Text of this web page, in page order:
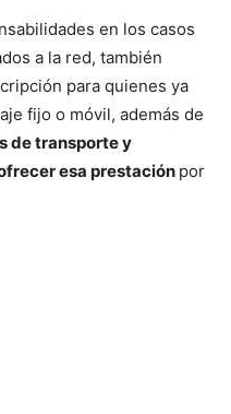
en los casos
a la red, también
para quienes ya
fijo o móvil, además de
de transporte y
esa prestación por